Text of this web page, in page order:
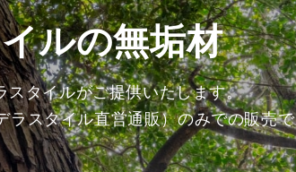
商
品）
の
数
量
を
増
や
ルの無垢材
スタイルがご提供いたします。
スタイル直営通販）のみでの販売で